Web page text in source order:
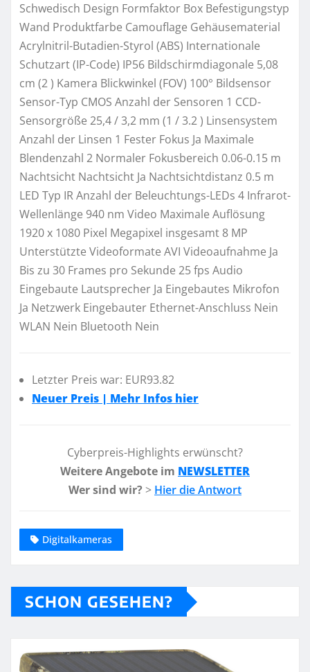
Schwedisch Design Formfaktor Box Befestigungstyp
Wand Produktfarbe Camouflage Gehäusematerial
Acrylnitril-Butadien-Styrol (ABS) Internationale
Schutzart (IP-Code) IP56 Bildschirmdiagonale 5,08
cm (2 ) Kamera Blickwinkel (FOV) 100° Bildsensor
Sensor-Typ CMOS Anzahl der Sensoren 1 CCD-
Sensorgröße 25,4 / 3,2 mm (1 / 3.2 ) Linsensystem
Anzahl der Linsen 1 Fester Fokus Ja Maximale
Blendenzahl 2 Normaler Fokusbereich 0.06-0.15 m
Nachtsicht Nachtsicht Ja Nachtsichtdistanz 0.5 m
LED Typ IR Anzahl der Beleuchtungs-LEDs 4 Infrarot-
Wellenlänge 940 nm Video Maximale Auflösung
1920 x 1080 Pixel Megapixel insgesamt 8 MP
Unterstützte Videoformate AVI Videoaufnahme Ja
Bis zu 30 Frames pro Sekunde 25 fps Audio
Eingebaute Lautsprecher Ja Eingebautes Mikrofon
Ja Netzwerk Eingebauter Ethernet-Anschluss Nein
WLAN Nein Bluetooth Nein
Letzter Preis war: EUR93.82
Neuer Preis | Mehr Infos hier
Cyberpreis-Highlights erwünscht?
Weitere Angebote im NEWSLETTER
Wer sind wir? > Hier die Antwort
Digitalkameras
SCHON GESEHEN?